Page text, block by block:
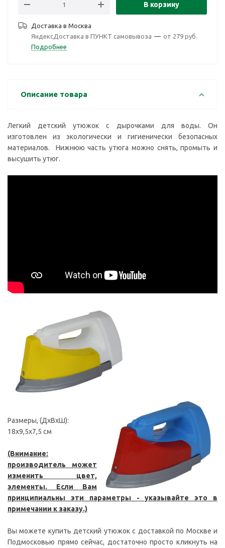
В корзину
Доставка в Москва
ЯндексДоставка в ПУНКТ самовывоза — от 279 руб.
Подробнее
Описание товара
Легкий детский утюжок с дырочками для воды. Он
изготовлен из экологически и гигиенически безопасных
материалов. Нижнюю часть утюга можно снять, промыть и
высушить утюг.
Размеры, (ДxВxШ):
18x9,5x7,5 см
(Внимание:
производитель может
изменить цвет,
элементы. Если Вам
принципиальны эти параметры - указывайте это в
примечании к заказу.)
Вы можете купить детский утюжок с доставкой по Москве и
Подмосковью прямо сейчас, достаточно просто кликнуть на